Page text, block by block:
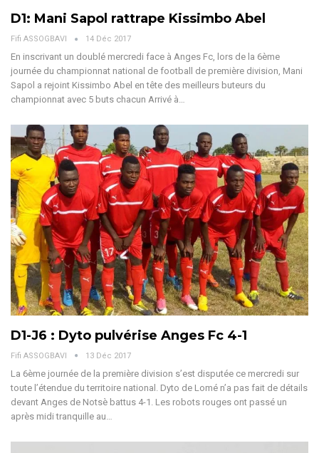
D1: Mani Sapol rattrape Kissimbo Abel
Fifi ASSOGBAVI 14 Déc 2017
En inscrivant un doublé mercredi face à Anges Fc, lors de la 6ème
journée du championnat national de football de première division, Mani
Sapol a rejoint Kissimbo Abel en tête des meilleurs buteurs du
championnat avec 5 buts chacun Arrivé à…
D1-J6 : Dyto pulvérise Anges Fc 4-1
Fifi ASSOGBAVI 13 Déc 2017
La 6ème journée de la première division s’est disputée ce mercredi sur
toute l’étendue du territoire national. Dyto de Lomé n’a pas fait de détails
devant Anges de Notsè battus 4-1. Les robots rouges ont passé un
après midi tranquille au…